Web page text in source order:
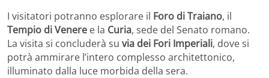
I visitatori potranno esplorare il Foro di Traiano, il
Tempio di Venere e la Curia, sede del Senato romano.
La visita si concluderà su via dei Fori Imperiali, dove si
potrà ammirare l’intero complesso architettonico,
illuminato dalla luce morbida della sera.